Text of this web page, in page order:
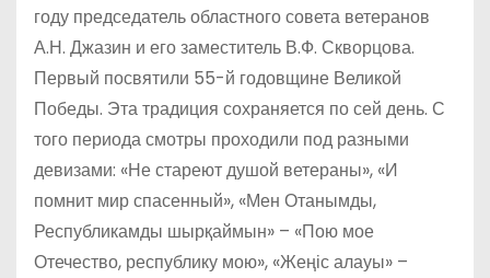
году председатель областного совета ветеранов
А.Н. Джазин и его заместитель В.Ф. Скворцова.
Первый посвятили 55-й годовщине Великой
Победы. Эта традиция сохраняется по сей день. С
того периода смотры проходили под разными
девизами: «Не стареют душой ветераны», «И
помнит мир спасенный», «Мен Отанымды,
Республикамды шырқаймын» – «Пою мое
Отечество, республику мою», «Жеңіс алауы» –